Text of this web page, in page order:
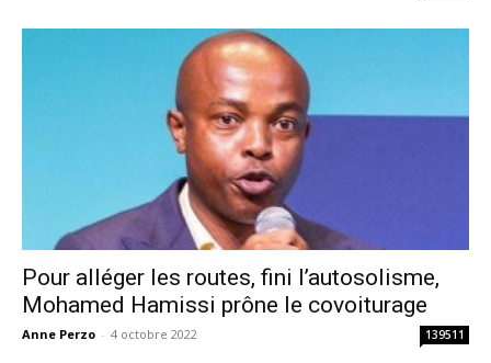
Pour alléger les routes, fini l’autosolisme,
Mohamed Hamissi prône le covoiturage
Anne Perzo - 4 octobre 2022 139511